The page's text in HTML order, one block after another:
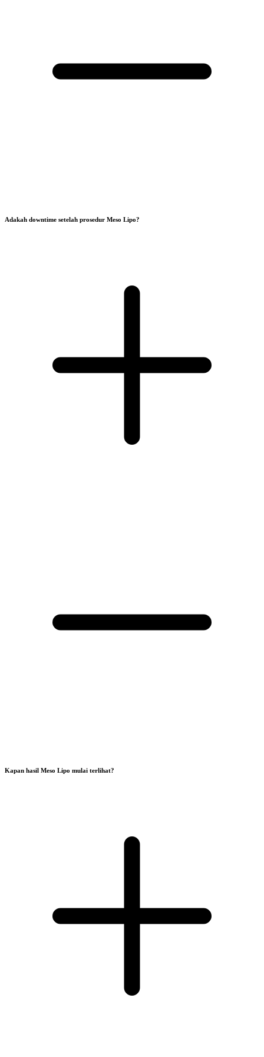
Adakah downtime setelah prosedur Meso Lipo?
Kapan hasil Meso Lipo mulai terlihat?